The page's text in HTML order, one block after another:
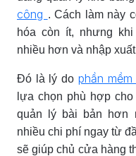
công . Cách làm này
hóa còn ít, nhưng
nhiều hơn và nhập
Đó là lý do phần
lựa chọn phù hợp
quản lý bài bản hơn
nhiều chi phí ngay từ
sẽ giúp chủ cửa hàng